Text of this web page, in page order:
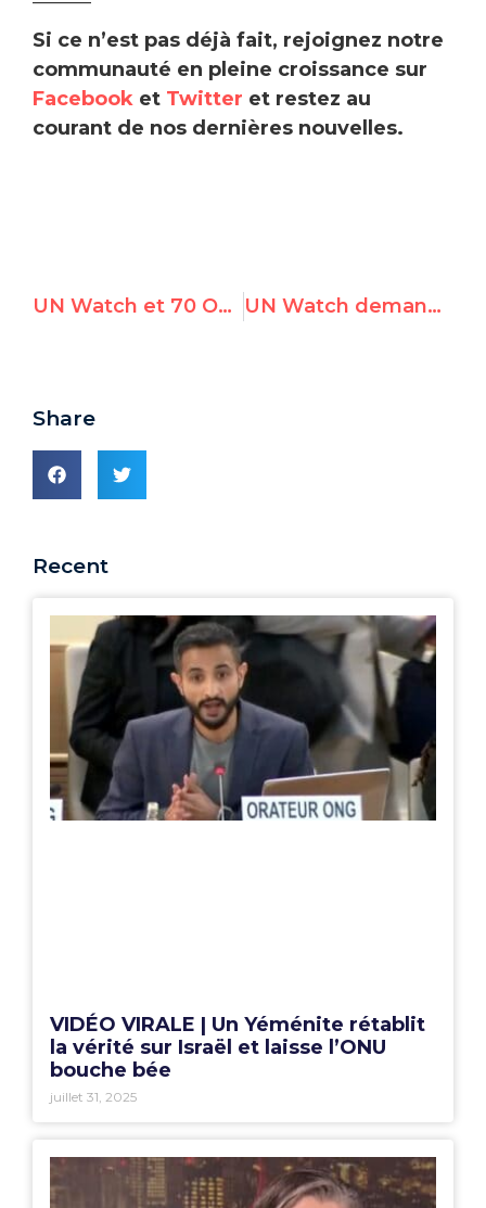
Si ce n’est pas déjà fait, rejoignez notre
communauté en pleine croissance sur
Facebook et Twitter et restez au
courant de nos dernières nouvelles.
UN Watch et 70 ONG accréditées à l’ONU déposent une plainte contre le Hamas et l’AP pour défendre l’activiste pacifiste de Gaza UN Watch demande le rejet de la candidature russe au CDH
Share
Recent
VIDÉO VIRALE | Un Yéménite rétablit
la vérité sur Israël et laisse l’ONU
bouche bée
juillet 31, 2025